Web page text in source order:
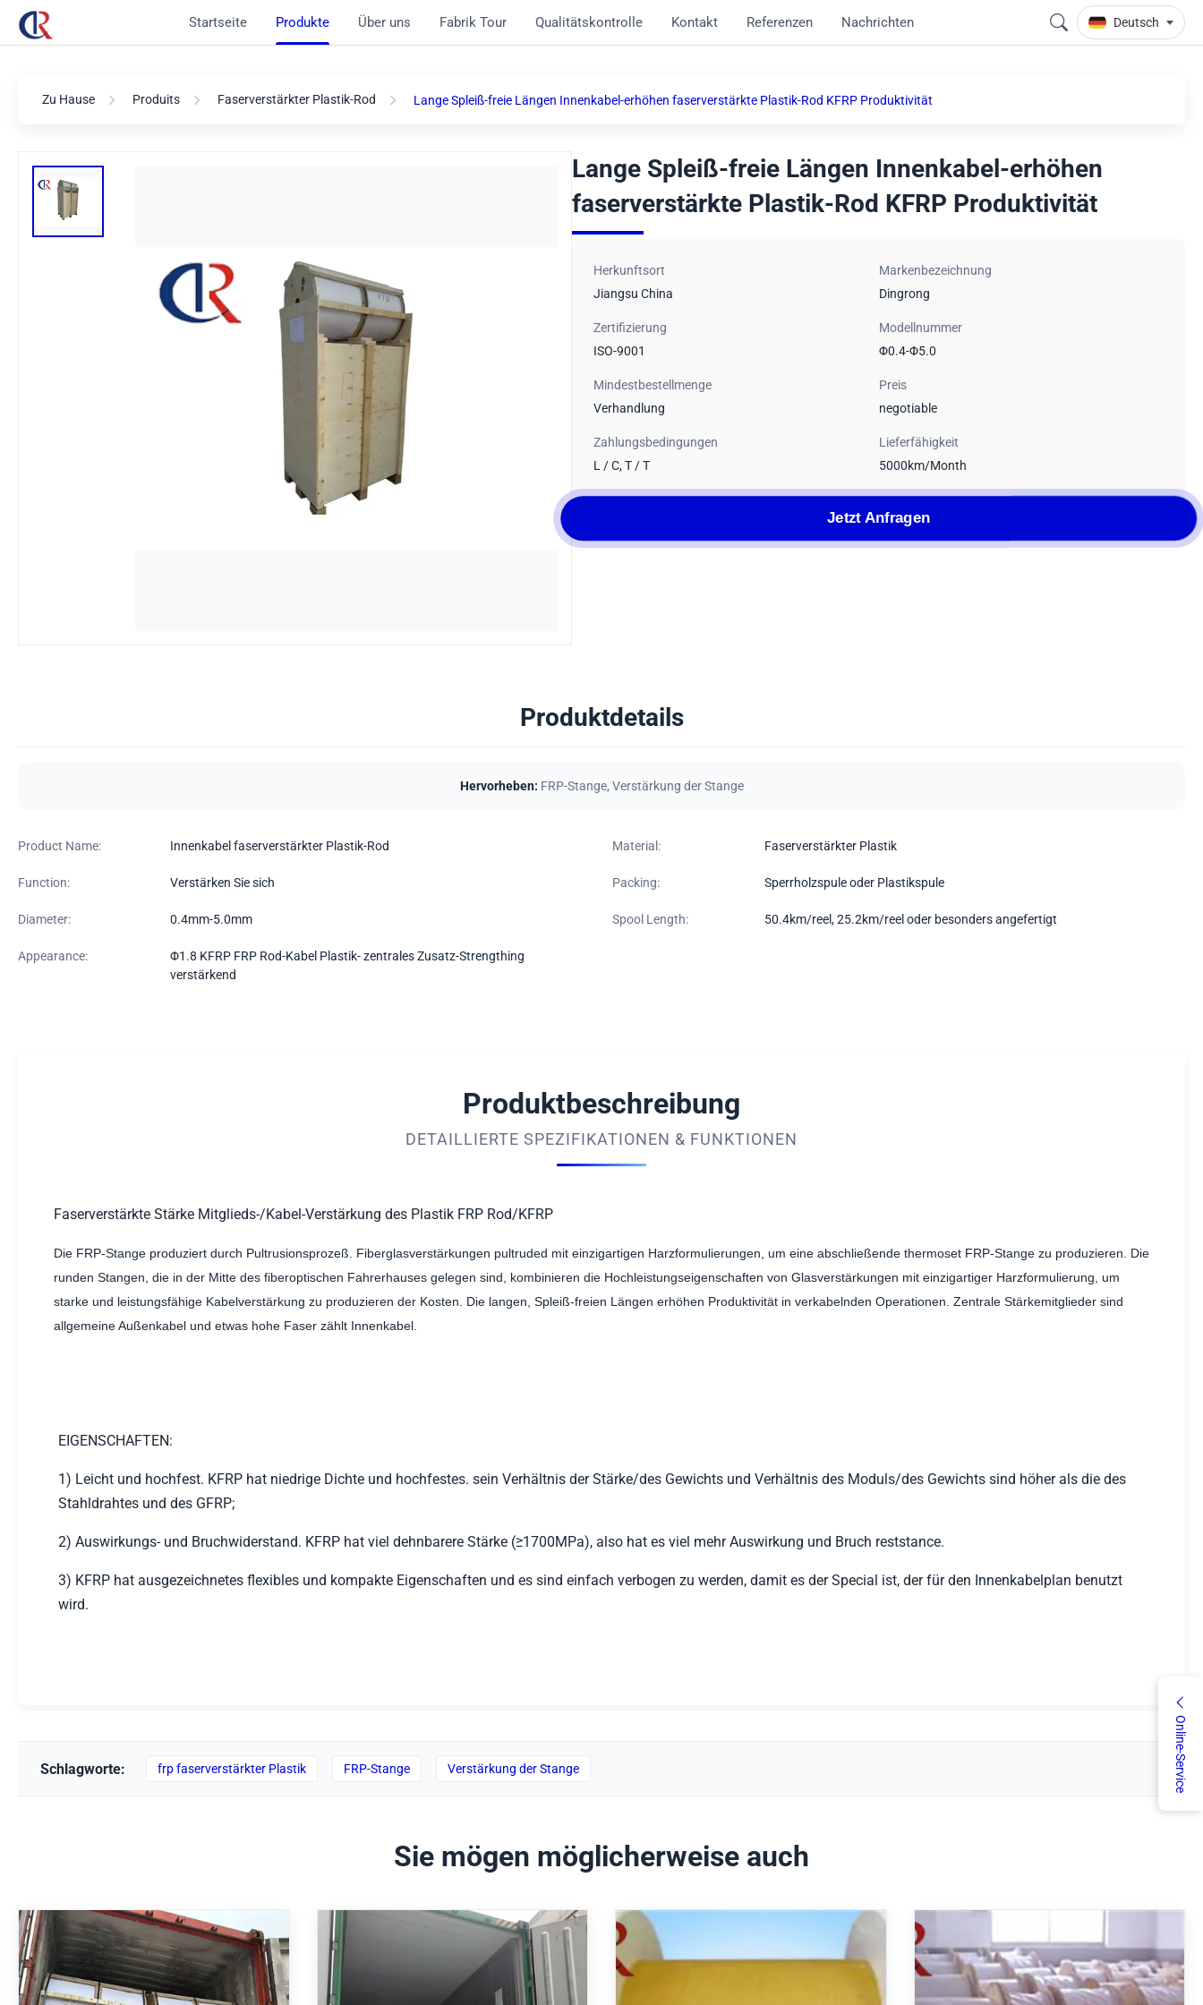
Startseite Produkte Über uns Fabrik Tour Qualitätskontrolle Kontakt Referenzen Nachrichten Deutsch
Online-Service
Zu Hause Produits Faserverstärkter Plastik-Rod Lange Spleiß-freie Längen Innenkabel-erhöhen faserverstärkte Plastik-Rod KFRP Produktivität
Lange Spleiß-freie Längen Innenkabel-erhöhen
faserverstärkte Plastik-Rod KFRP Produktivität
Herkunftsort
Jiangsu China
Markenbezeichnung
Dingrong
Zertifizierung
ISO-9001
Modellnummer
Φ0.4-Φ5.0
Mindestbestellmenge
Verhandlung
Preis
negotiable
Zahlungsbedingungen
L / C, T / T
Lieferfähigkeit
5000km/Month
Jetzt Anfragen
Produktdetails
Hervorheben: FRP-Stange, Verstärkung der Stange
Product Name: Innenkabel faserverstärkter Plastik-Rod Material: Faserverstärkter Plastik
Function: Verstärken Sie sich Packing: Sperrholzspule oder Plastikspule
Diameter: 0.4mm-5.0mm Spool Length: 50.4km/reel, 25.2km/reel oder besonders angefertigt
Appearance:
Φ1.8 KFRP FRP Rod-Kabel Plastik- zentrales Zusatz-Strengthing
verstärkend
Produktbeschreibung
DETAILLIERTE SPEZIFIKATIONEN & FUNKTIONEN
Faserverstärkte Stärke Mitglieds-/Kabel-Verstärkung des Plastik FRP Rod/KFRP
Die FRP-Stange produziert durch Pultrusionsprozeß. Fiberglasverstärkungen pultruded mit einzigartigen Harzformulierungen, um eine abschließende thermoset FRP-Stange zu produzieren. Die
runden Stangen, die in der Mitte des fiberoptischen Fahrerhauses gelegen sind, kombinieren die Hochleistungseigenschaften von Glasverstärkungen mit einzigartiger Harzformulierung, um
starke und leistungsfähige Kabelverstärkung zu produzieren der Kosten. Die langen, Spleiß-freien Längen erhöhen Produktivität in verkabelnden Operationen. Zentrale Stärkemitglieder sind
allgemeine Außenkabel und etwas hohe Faser zählt Innenkabel.
EIGENSCHAFTEN:
1) Leicht und hochfest. KFRP hat niedrige Dichte und hochfestes. sein Verhältnis der Stärke/des Gewichts und Verhältnis des Moduls/des Gewichts sind höher als die des
Stahldrahtes und des GFRP;
2) Auswirkungs- und Bruchwiderstand. KFRP hat viel dehnbarere Stärke (≥1700MPa), also hat es viel mehr Auswirkung und Bruch reststance.
3) KFRP hat ausgezeichnetes flexibles und kompakte Eigenschaften und es sind einfach verbogen zu werden, damit es der Special ist, der für den Innenkabelplan benutzt
wird.
Schlagworte: frp faserverstärkter Plastik FRP-Stange Verstärkung der Stange
Sie mögen möglicherweise auch
Transparent verstärkte
Durchmesser 0,5 mm bis 7,0
Länge 50 km/Trommel